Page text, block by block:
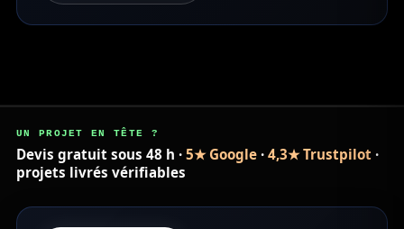
UN PROJET EN TÊTE ?
Devis gratuit sous 48 h · 5★ Google · 4,3★ Trustpilot ·
projets livrés vérifiables